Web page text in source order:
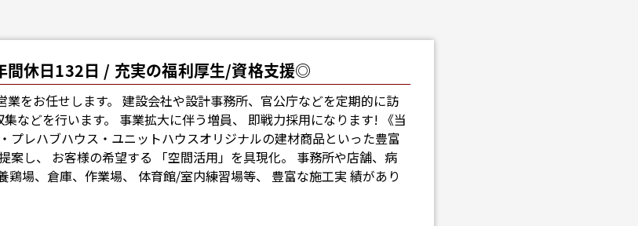
間休日132日 / 充実の福利厚生/資格支援◎
をお任せします。 建設会社や設計事務所、官公庁などを定期的に訪
などを行います。 事業拡大に伴う増員、 即戦力採用になります! 《当
プレハブハウス・ユニットハウスオリジナルの建材商品といった豊富
案し、 お客様の希望する 「空間活用」を具現化。 事務所や店舗、病
場、倉庫、作業場、 体育館/室内練習場等、 豊富な施工実 績があり